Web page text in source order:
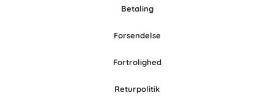
Betaling
Forsendelse
Fortrolighed
Returpolitik